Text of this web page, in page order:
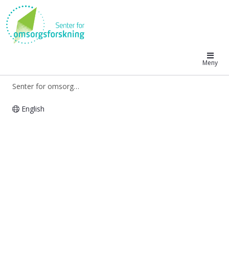
Senter for omsorgsforskning
Meny
Senter for omsorgsforskning
English